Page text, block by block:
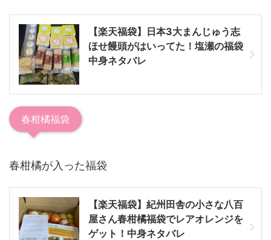
【楽天福袋】日本3大まんじゅう志
ほせ饅頭がはいってた！塩瀬の福袋
中身ネタバレ
春柑橘福袋
春柑橘が入った福袋
【楽天福袋】紀州田舎の小さな八百
屋さん春柑橘福袋でレアオレンジを
ゲット！中身ネタバレ